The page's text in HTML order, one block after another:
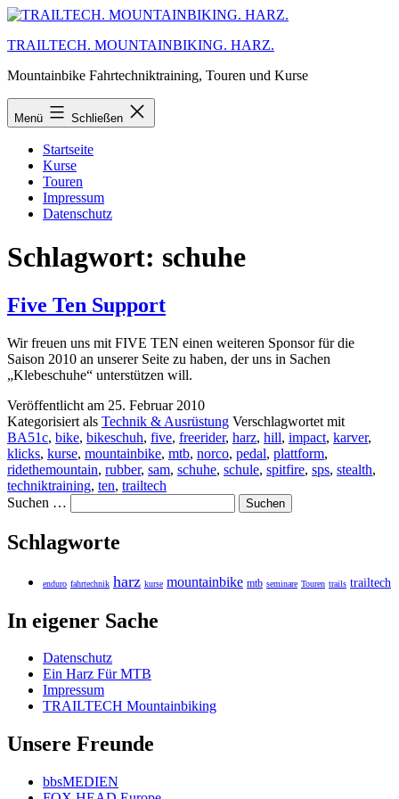
Zum
springen
TRAILTECH. MOUNTAINBIKING. HARZ.
Mountainbike Fahrtechniktraining, Touren und Kurse
Menü Schließen
Startseite
Kurse
Touren
Impressum
Datenschutz
Schlagwort: schuhe
Five Ten Support
Wir freuen uns mit FIVE TEN einen weiteren Sponsor für die
Saison 2010 an unserer Seite zu haben, der uns in Sachen
„Klebeschuhe“ unterstützen will.
Veröffentlicht am 25. Februar 2010
Kategorisiert als Technik & Ausrüstung Verschlagwortet mit
BA51c, bike, bikeschuh, five, freerider, harz, hill, impact, karver,
klicks, kurse, mountainbike, mtb, norco, pedal, plattform,
ridethemountain, rubber, sam, schuhe, schule, spitfire, sps, stealth,
techniktraining, ten, trailtech
Suchen …
Schlagworte
enduro fahrtechnik harz kurse mountainbike mtb seminare Touren trails trailtech
In eigener Sache
Datenschutz
Ein Harz Für MTB
Impressum
TRAILTECH Mountainbiking
Unsere Freunde
bbsMEDIEN